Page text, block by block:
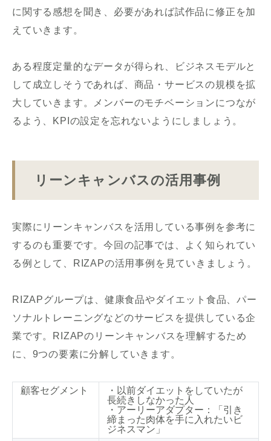
に関する感想を聞き、必要があれば試作品に修正を加
えていきます。
ある程度定量的なデータが得られ、ビジネスモデルと
して成立しそうであれば、商品・サービスの規模を拡
大していきます。メンバーのモチベーションにつなが
るよう、KPIの設定を忘れないようにしましょう。
リーンキャンバスの活用事例
実際にリーンキャンバスを活用している事例を参考に
するのも重要です。今回の記事では、よく知られてい
る例として、RIZAPの活用事例を見ていきましょう。
RIZAPグループは、健康食品やダイエット食品、パー
ソナルトレーニングなどのサービスを提供している企
業です。RIZAPのリーンキャンバスを理解するため
に、9つの要素に分解していきます。
顧客セグメント
・以前ダイエットをしていたが
長続きしなかった人
・アーリーアダプター：「引き
締まった肉体を手に入れたいビ
ジネスマン」